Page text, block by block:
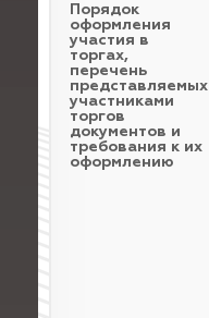
Порядок
оформления
участия в
торгах,
перечень
представляемых
участниками
торгов
документов и
требования к их
оформлению